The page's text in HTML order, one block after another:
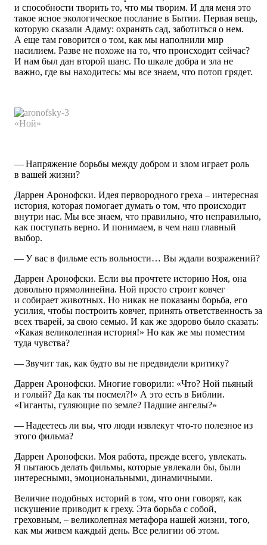
и способности творить то, что мы творим. И для меня это
такое ясное экологическое послание в Бытии. Первая вещь,
которую сказали Адаму: охранять сад, заботиться о нем.
А еще там говорится о том, как мы наполнили мир
насилием. Разве не похоже на то, что происходит сейчас?
И нам был дан второй шанс. По шкале добра и зла не
важно, где вы находитесь: мы все знаем, что потоп грядет.
«Ной»
— Напряжение борьбы между добром и злом играет роль
в вашей жизни?
Даррен Аронофски. Идея первородного греха – интересная
история, которая помогает думать о том, что происходит
внутри нас. Мы все знаем, что правильно, что неправильно,
как поступать верно. И понимаем, в чем наш главный
выбор.
— У вас в фильме есть вольности… Вы ждали возражений?
Даррен Аронофски. Если вы прочтете историю Ноя, она
довольно прямолинейна. Ной просто строит ковчег
и собирает животных. Но никак не показаны борьба, его
усилия, чтобы построить ковчег, принять ответственность за
всех тварей, за свою семью. И как же здорово было сказать:
«Какая великолепная история!» Но как же мы поместим
туда чувства?
— Звучит так, как будто вы не предвидели критику?
Даррен Аронофски. Многие говорили: «Что? Ной пьяный
и голый? Да как ты посмел?!» А это есть в Библии.
«Гиганты, гуляющие по земле? Падшие ангелы?»
— Надеетесь ли вы, что люди извлекут что-то полезное из
этого фильма?
Даррен Аронофски. Моя работа, прежде всего, увлекать.
Я пытаюсь делать фильмы, которые увлекали бы, были
интересными, эмоциональными, динамичными.
Величие подобных историй в том, что они говорят, как
искушение приводит к греху. Эта борьба с собой,
греховным, – великолепная метафора нашей жизни, того,
как мы живем каждый день. Все религии об этом.